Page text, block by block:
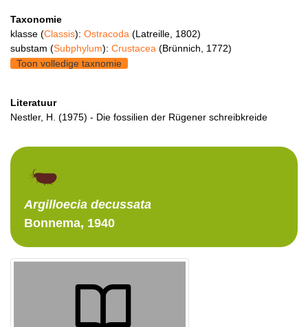
Taxonomie
klasse (Classis): Ostracoda (Latreille, 1802)
substam (Subphylum): Crustacea (Brünnich, 1772)
Toon volledige taxnomie
Literatuur
Nestler, H. (1975) - Die fossilien der Rügener schreibkreide
Argilloecia decussata
Bonnema, 1940